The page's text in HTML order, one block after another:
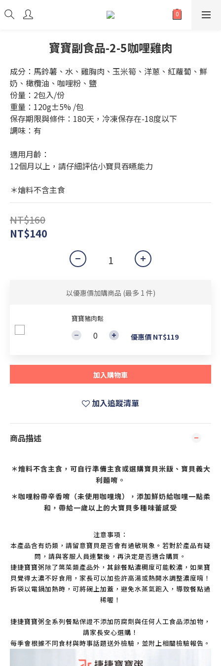
寶寶副食品-2-5咖哩雞肉
成分：馬鈴薯、水、雞胸肉、玉米筍、洋蔥、紅蘿蔔、鮮
奶、橄欖油、咖哩粉、鹽
份量：2包入/份
重量：120g±5% /包
保存期限與條件：180天，冷凍保存在-18度以下
調味：有
適用月齡：
12個月以上，請仔細評估小寶貝吞嚥能力
＊燴料不含主食
NT$160
NT$140
以優惠價加購商品 (最多 1 件)
寶寶豬肉鬆
優惠價 NT$119
加入購物車
加入追蹤清單
商品描述
＊燴料不含主食，可自行準備主食或選購寶貝米飯、寶貝義大
利麵唷。
＊咖哩粉帶辛香唷（未使用咖哩塊），添加鮮奶給咖哩一點柔
和，帶給一歲以上的大寶貝多種味蕾感受
注意事項：
本產品含有奶類，請留意寶貝是否會有過敏現象。若對於產品有疑
問，請與客服人員連繫後，再決定是否適合購買。
捷捷寶寶粥除了葉菜類產品外，其餘餐點濃稠度可能較濃，如果寶
貝覺得太濃不好食用，家長可以加些許高湯或熱開水調整濃度唷！
拆袋以電鍋加熱時，可將碗上加蓋，避免水蒸氣跑入，導致餐點過
稀喔！
捷捷寶寶粥全系列餐點保證不添加防腐劑與任何人工食品添加物，
請家長安心選購！
每季會根據不同食材與時事話題送外檢驗，並附上相關檢驗報告。